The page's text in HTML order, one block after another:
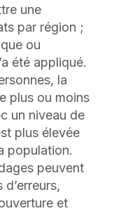
une
par région ;
ou
été appliqué.
la
plus ou moins
un niveau de
plus élevée
population.
peuvent
et